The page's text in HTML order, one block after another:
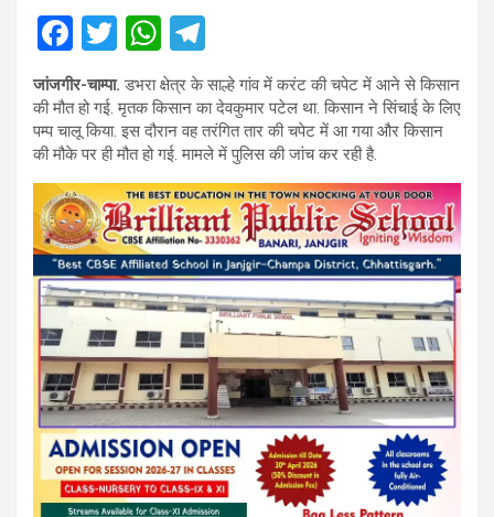
F
a
ce
b
o
o
k
T
wi
tt
er
W
h
at
s
A
p
p
el
e
gr
a
m
जांजगीर-चाम्पा.डभरा क्षेत्र के साल्हे गांव में करंट की चपेट में आने से किसान
की मौत हो गई. मृतक किसान का देवकुमार पटेल था. किसान ने सिंचाई के लिए
पम्प चालू किया. इस दौरान वह तरंगित तार की चपेट में आ गया और किसान
की मौके पर ही मौत हो गई. मामले में पुलिस की जांच कर रही है.